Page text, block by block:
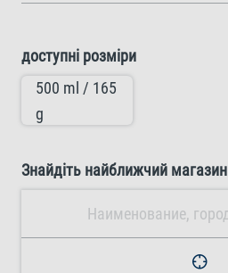
доступні розміри
500 ml / 165
g
Знайдіть найближчий магазин